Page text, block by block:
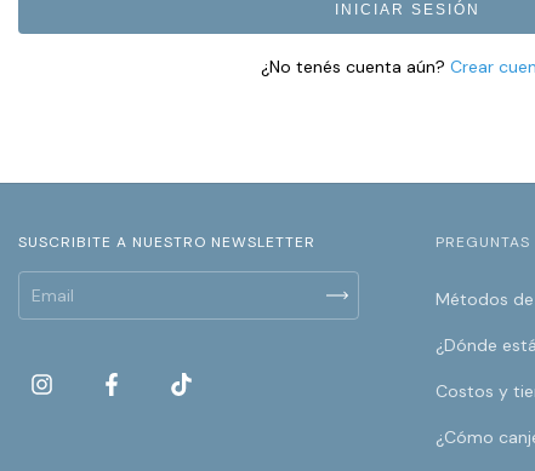
INICIAR SESIÓN
¿No tenés cuenta aún? Crear
SUSCRIBITE A NUESTRO NEWSLETTER PREGUNTAS
Métodos de
¿Dónde
Costos y
¿Cómo